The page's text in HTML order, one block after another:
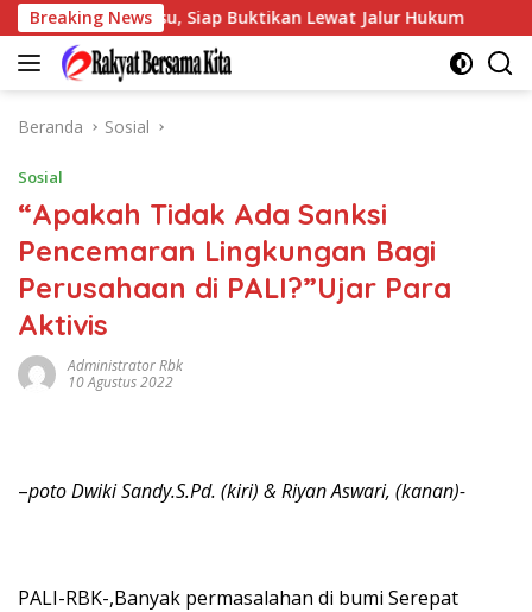
Langsung
ke
konten
Breaking News
Palsu, Siap Buktikan Lewat Jalur Hukum
Beranda Sosial
Sosial
“Apakah Tidak Ada Sanksi
Pencemaran Lingkungan Bagi
Perusahaan di PALI?”Ujar Para
Aktivis
Administrator Rbk
10 Agustus 2022
–poto Dwiki Sandy.S.Pd. (kiri) & Riyan Aswari, (kanan)-
PALI-RBK-,Banyak permasalahan di bumi Serepat